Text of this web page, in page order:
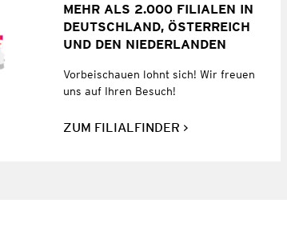
MEHR ALS 2.000 FILIALEN IN
DEUTSCHLAND, ÖSTERREICH
UND DEN NIEDERLANDEN
Vorbeischauen lohnt sich! Wir freuen
uns auf Ihren Besuch!
ZUM FILIALFINDER